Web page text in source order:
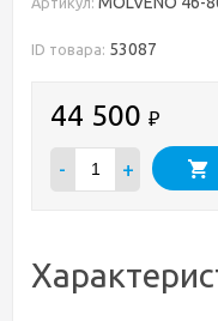
ID товара: 53087
44 500 ₽
- +